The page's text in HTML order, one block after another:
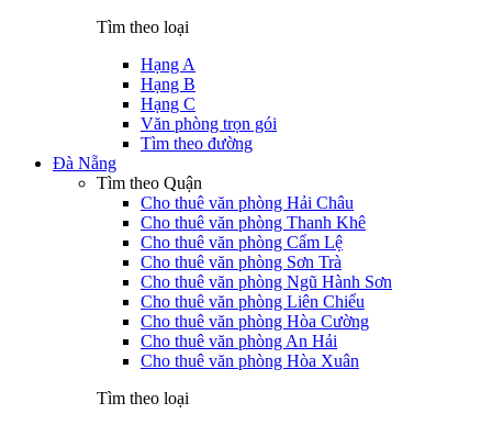
Tìm theo loại
Hạng A
Hạng B
Hạng C
Văn phòng trọn gói
Tìm theo đường
Đà Nẵng
Tìm theo Quận
Cho thuê văn phòng Hải Châu
Cho thuê văn phòng Thanh Khê
Cho thuê văn phòng Cẩm Lệ
Cho thuê văn phòng Sơn Trà
Cho thuê văn phòng Ngũ Hành Sơn
Cho thuê văn phòng Liên Chiểu
Cho thuê văn phòng Hòa Cường
Cho thuê văn phòng An Hải
Cho thuê văn phòng Hòa Xuân
Tìm theo loại